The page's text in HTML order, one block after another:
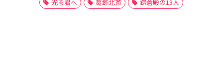
光る君へ
葛飾北斎 鎌倉殿の13人